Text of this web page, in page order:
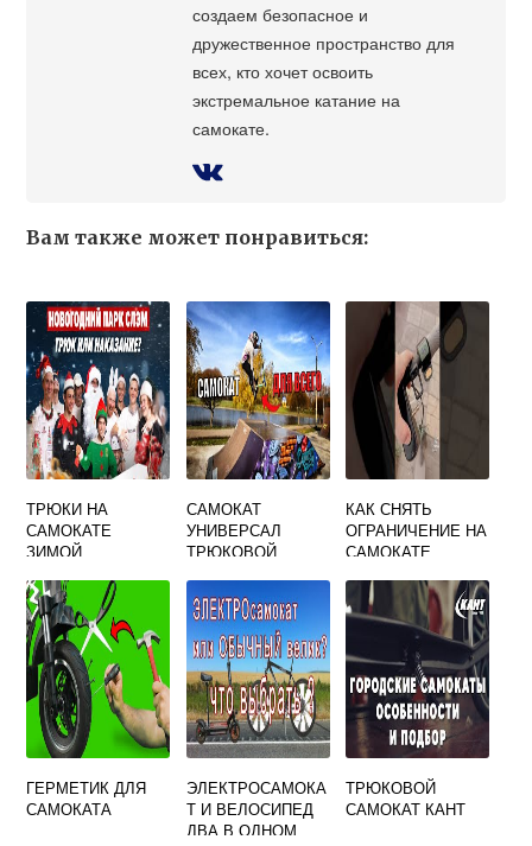
создаем безопасное и
дружественное пространство для
всех, кто хочет освоить
экстремальное катание на
самокате.
Вам также может понравиться:
ТРЮКИ НА
САМОКАТЕ
ЗИМОЙ
САМОКАТ
УНИВЕРСАЛ
ТРЮКОВОЙ
КАК СНЯТЬ
ОГРАНИЧЕНИЕ НА
САМОКАТЕ
ГЕРМЕТИК ДЛЯ
САМОКАТА
ЭЛЕКТРОСАМОКА
Т И ВЕЛОСИПЕД
ДВА В ОДНОМ
ТРЮКОВОЙ
САМОКАТ КАНТ